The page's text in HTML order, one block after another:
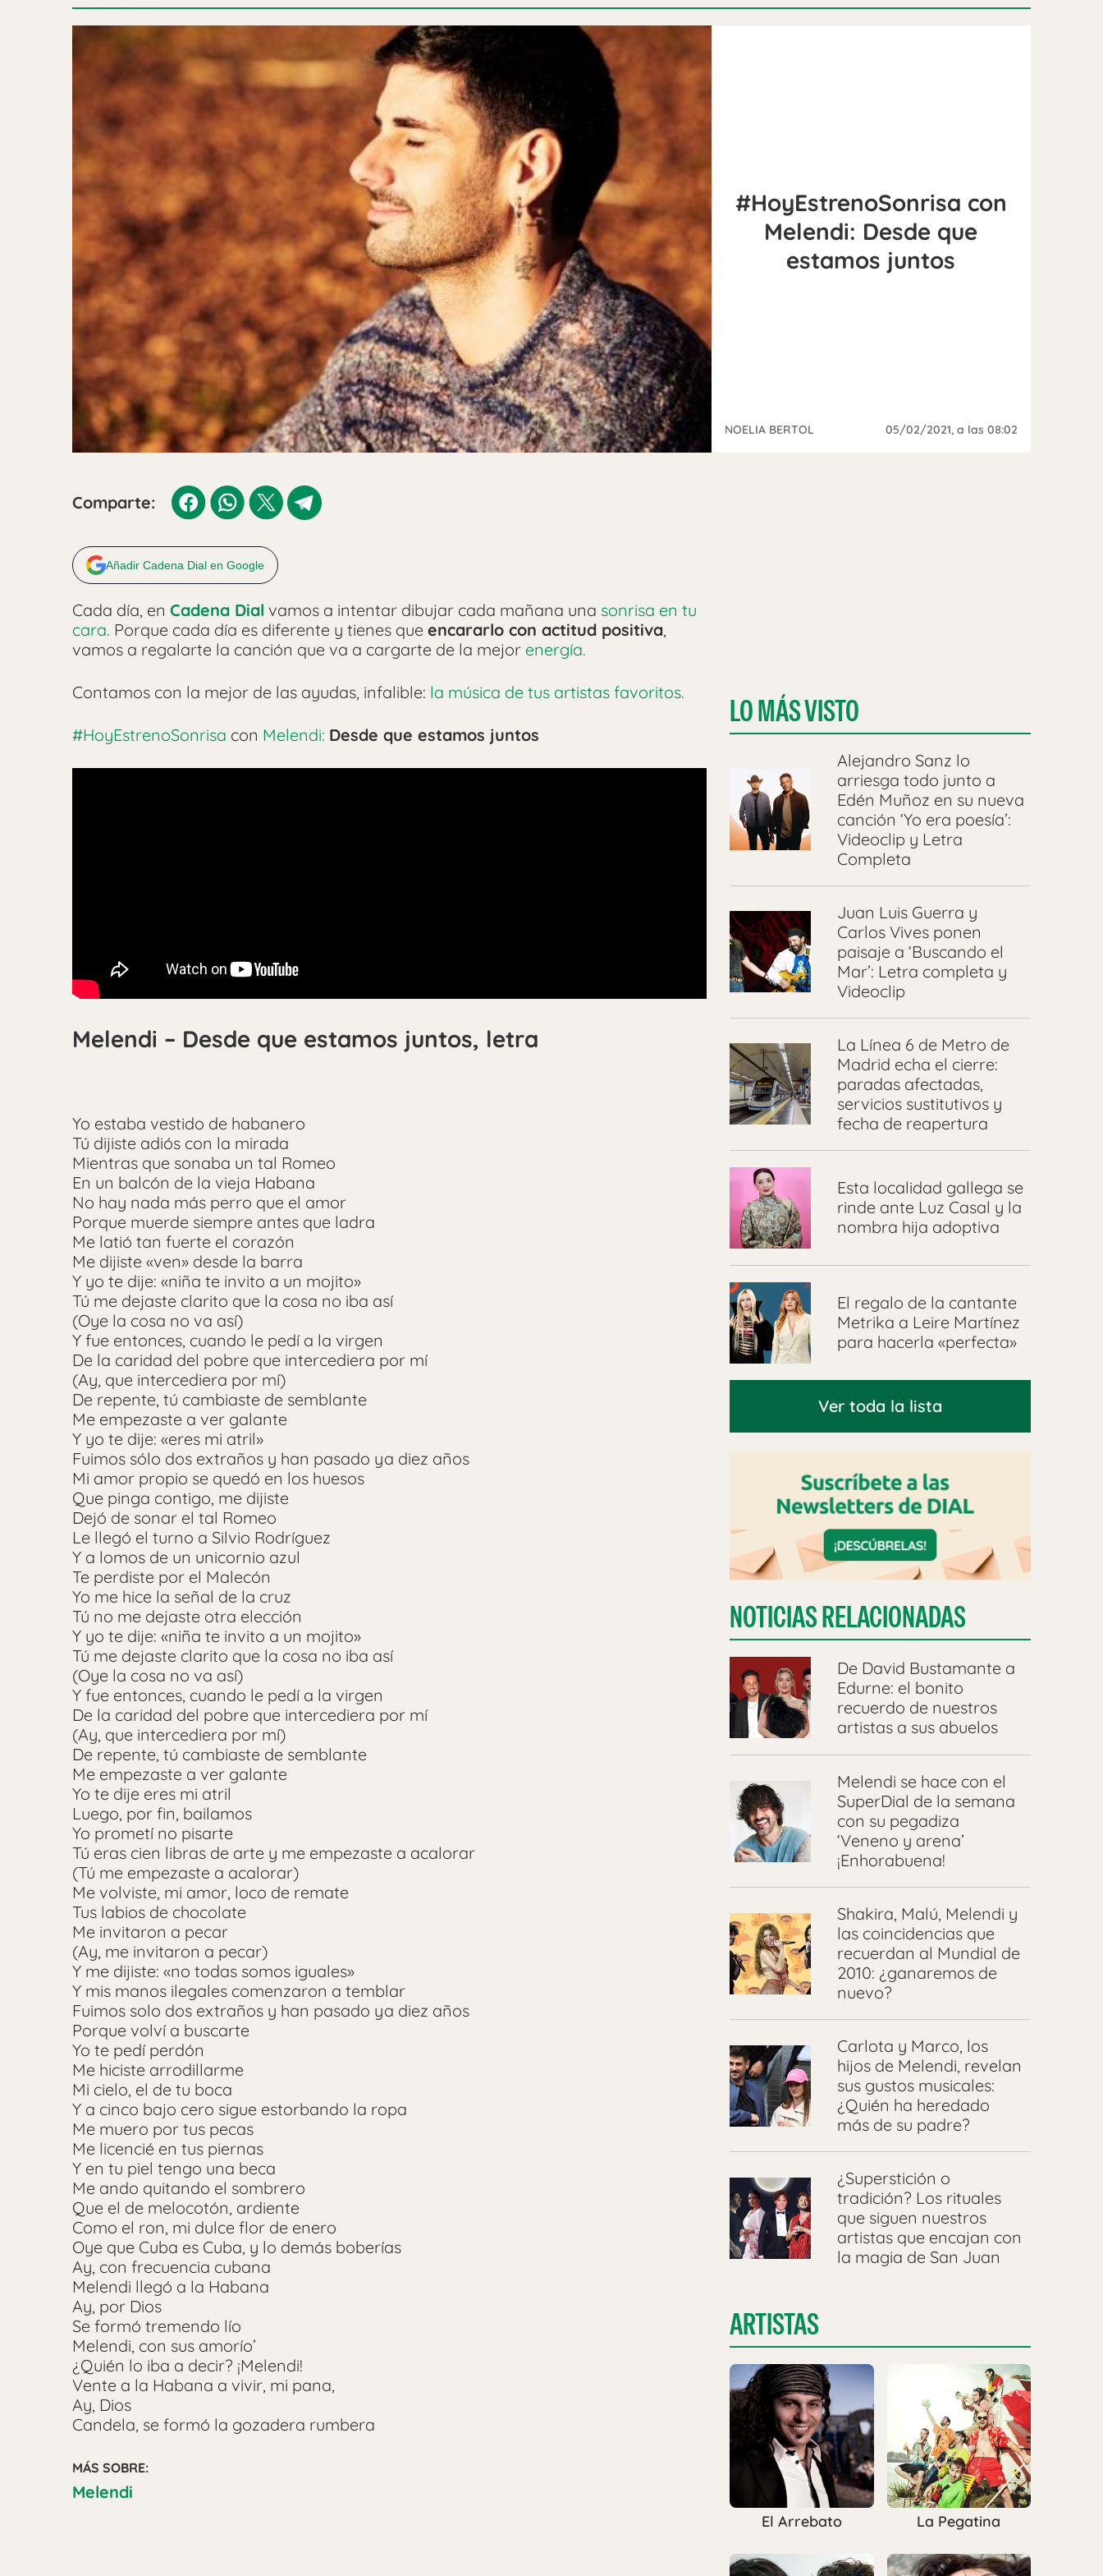
#HoyEstrenoSonrisa con
Melendi: Desde que
estamos juntos
NOELIA BERTOL 05/02/2021, a las 08:02
Comparte:
Añadir Cadena Dial en Google
Cada día, en Cadena Dial vamos a intentar dibujar cada mañana una sonrisa en tu
cara. Porque cada día es diferente y tienes que encararlo con actitud positiva,
vamos a regalarte la canción que va a cargarte de la mejor energía.
Contamos con la mejor de las ayudas, infalible: la música de tus artistas favoritos.
#HoyEstrenoSonrisa con Melendi: Desde que estamos juntos
Melendi – Desde que estamos juntos, letra
Yo estaba vestido de habanero
Tú dijiste adiós con la mirada
Mientras que sonaba un tal Romeo
En un balcón de la vieja Habana
No hay nada más perro que el amor
Porque muerde siempre antes que ladra
Me latió tan fuerte el corazón
Me dijiste «ven» desde la barra
Y yo te dije: «niña te invito a un mojito»
Tú me dejaste clarito que la cosa no iba así
(Oye la cosa no va así)
Y fue entonces, cuando le pedí a la virgen
De la caridad del pobre que intercediera por mí
(Ay, que intercediera por mí)
De repente, tú cambiaste de semblante
Me empezaste a ver galante
Y yo te dije: «eres mi atril»
Fuimos sólo dos extraños y han pasado ya diez años
Mi amor propio se quedó en los huesos
Que pinga contigo, me dijiste
Dejó de sonar el tal Romeo
Le llegó el turno a Silvio Rodríguez
Y a lomos de un unicornio azul
Te perdiste por el Malecón
Yo me hice la señal de la cruz
Tú no me dejaste otra elección
Y yo te dije: «niña te invito a un mojito»
Tú me dejaste clarito que la cosa no iba así
(Oye la cosa no va así)
Y fue entonces, cuando le pedí a la virgen
De la caridad del pobre que intercediera por mí
(Ay, que intercediera por mí)
De repente, tú cambiaste de semblante
Me empezaste a ver galante
Yo te dije eres mi atril
Luego, por fin, bailamos
Yo prometí no pisarte
Tú eras cien libras de arte y me empezaste a acalorar
(Tú me empezaste a acalorar)
Me volviste, mi amor, loco de remate
Tus labios de chocolate
Me invitaron a pecar
(Ay, me invitaron a pecar)
Y me dijiste: «no todas somos iguales»
Y mis manos ilegales comenzaron a temblar
Fuimos solo dos extraños y han pasado ya diez años
Porque volví a buscarte
Yo te pedí perdón
Me hiciste arrodillarme
Mi cielo, el de tu boca
Y a cinco bajo cero sigue estorbando la ropa
Me muero por tus pecas
Me licencié en tus piernas
Y en tu piel tengo una beca
Me ando quitando el sombrero
Que el de melocotón, ardiente
Como el ron, mi dulce flor de enero
Oye que Cuba es Cuba, y lo demás boberías
Ay, con frecuencia cubana
Melendi llegó a la Habana
Ay, por Dios
Se formó tremendo lío
Melendi, con sus amorío’
¿Quién lo iba a decir? ¡Melendi!
Vente a la Habana a vivir, mi pana,
Ay, Dios
Candela, se formó la gozadera rumbera
MÁS SOBRE:
Melendi
LO MÁS VISTO
Alejandro Sanz lo
arriesga todo junto a
Edén Muñoz en su nueva
canción ‘Yo era poesía’:
Videoclip y Letra
Completa
Juan Luis Guerra y
Carlos Vives ponen
paisaje a ‘Buscando el
Mar’: Letra completa y
Videoclip
La Línea 6 de Metro de
Madrid echa el cierre:
paradas afectadas,
servicios sustitutivos y
fecha de reapertura
Esta localidad gallega se
rinde ante Luz Casal y la
nombra hija adoptiva
El regalo de la cantante
Metrika a Leire Martínez
para hacerla «perfecta»
Ver toda la lista
NOTICIAS RELACIONADAS
De David Bustamante a
Edurne: el bonito
recuerdo de nuestros
artistas a sus abuelos
Melendi se hace con el
SuperDial de la semana
con su pegadiza
‘Veneno y arena’
¡Enhorabuena!
Shakira, Malú, Melendi y
las coincidencias que
recuerdan al Mundial de
2010: ¿ganaremos de
nuevo?
Carlota y Marco, los
hijos de Melendi, revelan
sus gustos musicales:
¿Quién ha heredado
más de su padre?
¿Superstición o
tradición? Los rituales
que siguen nuestros
artistas que encajan con
la magia de San Juan
ARTISTAS
El Arrebato La Pegatina